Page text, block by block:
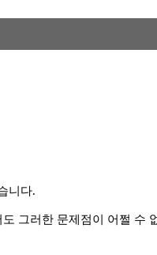
니다.
그러한 문제점이 어쩔 수